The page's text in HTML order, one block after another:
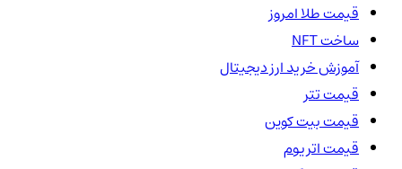
قیمت طلا امروز
ساخت NFT
آموزش خرید ارز دیجیتال
قیمت تتر
قیمت بیت کوین
قیمت اتریوم